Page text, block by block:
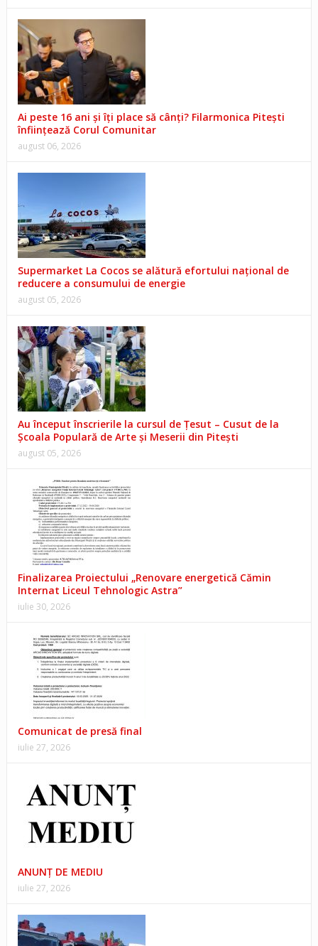
Ai peste 16 ani și îți place să cânți? Filarmonica Pitești
înființează Corul Comunitar
august 06, 2026
Supermarket La Cocos se alătură efortului național de
reducere a consumului de energie
august 05, 2026
Au început înscrierile la cursul de Țesut – Cusut de la
Școala Populară de Arte și Meserii din Pitești
august 05, 2026
Finalizarea Proiectului „Renovare energetică Cămin
Internat Liceul Tehnologic Astra”
iulie 30, 2026
Comunicat de presă final
iulie 27, 2026
ANUNŢ DE MEDIU
iulie 27, 2026